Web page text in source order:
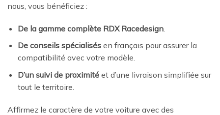
nous, vous bénéficiez :
De la gamme complète RDX Racedesign.
De conseils spécialisésen français pour assurer la
compatibilité avec votre modèle.
D’un suivi de proximitéet d’une livraison simplifiée sur
tout le territoire.
Affirmez le caractère de votre voiture avec des